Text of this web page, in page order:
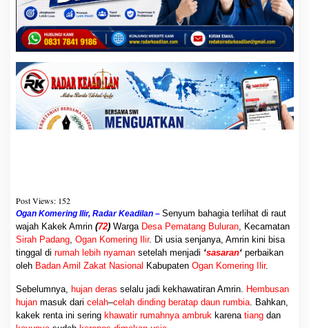
Post Views:152
Ogan Komering Ilir, Radar Keadilan – Senyum bahagia terlihat di
Kecamatan Sirah Padang,Ogan Komering Ilir. Di usia senjanya,
Amrin kini bisa tinggal dirumah lebih nyamansetelah menjadi
sasaran‘ perbaikan oleh Badan Amil Zakat Nasional
Kabupaten
Ogan Komering Ilir .